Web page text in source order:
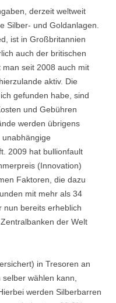
derzeit weltweit
Silber- und Goldanlagen.
ist in Großbritannien
auch der britischen
seit 2008 auch mit
aktiv. Die
gefunden habe, sind
und Gebühren
werden übrigens
2009 hat bullionfault
(Innovation)
Faktoren, die dazu
mit mehr als 34
nun bereits erheblich
der Welt
in Tresoren an
wählen kann,
werden Silberbarren